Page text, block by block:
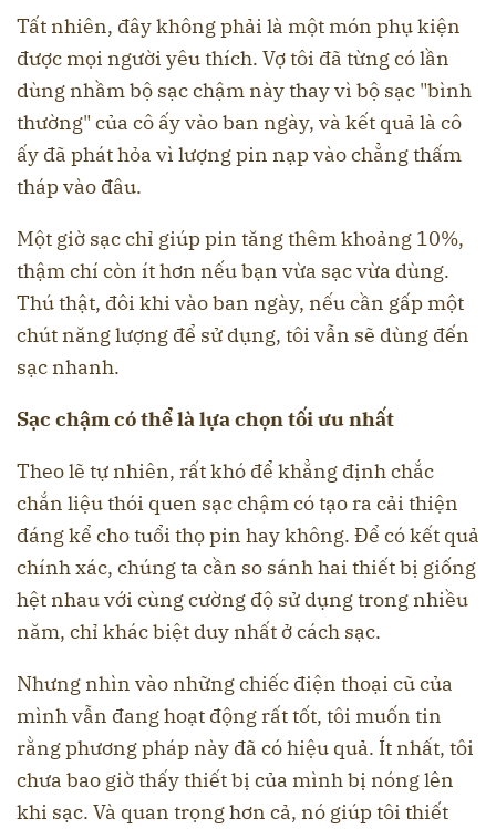
Tất nhiên, đây không phải là một món phụ kiện
được mọi người yêu thích. Vợ tôi đã từng có lần
dùng nhầm bộ sạc chậm này thay vì bộ sạc "bình
thường" của cô ấy vào ban ngày, và kết quả là cô
ấy đã phát hỏa vì lượng pin nạp vào chẳng thấm
tháp vào đâu.
Một giờ sạc chỉ giúp pin tăng thêm khoảng 10%,
thậm chí còn ít hơn nếu bạn vừa sạc vừa dùng.
Thú thật, đôi khi vào ban ngày, nếu cần gấp một
chút năng lượng để sử dụng, tôi vẫn sẽ dùng đến
sạc nhanh.
Sạc chậm có thể là lựa chọn tối ưu nhất
Theo lẽ tự nhiên, rất khó để khẳng định chắc
chắn liệu thói quen sạc chậm có tạo ra cải thiện
đáng kể cho tuổi thọ pin hay không. Để có kết quả
chính xác, chúng ta cần so sánh hai thiết bị giống
hệt nhau với cùng cường độ sử dụng trong nhiều
năm, chỉ khác biệt duy nhất ở cách sạc.
Nhưng nhìn vào những chiếc điện thoại cũ của
mình vẫn đang hoạt động rất tốt, tôi muốn tin
rằng phương pháp này đã có hiệu quả. Ít nhất, tôi
chưa bao giờ thấy thiết bị của mình bị nóng lên
khi sạc. Và quan trọng hơn cả, nó giúp tôi thiết